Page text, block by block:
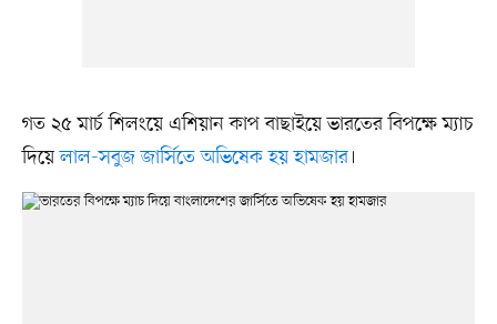
গত ২৫ মার্চ শিলংয়ে এশিয়ান কাপ বাছাইয়ে ভারতের বিপক্ষে ম্যাচ
দিয়েলাল-সবুজ জার্সিতে অভিষেক হয় হামজার।